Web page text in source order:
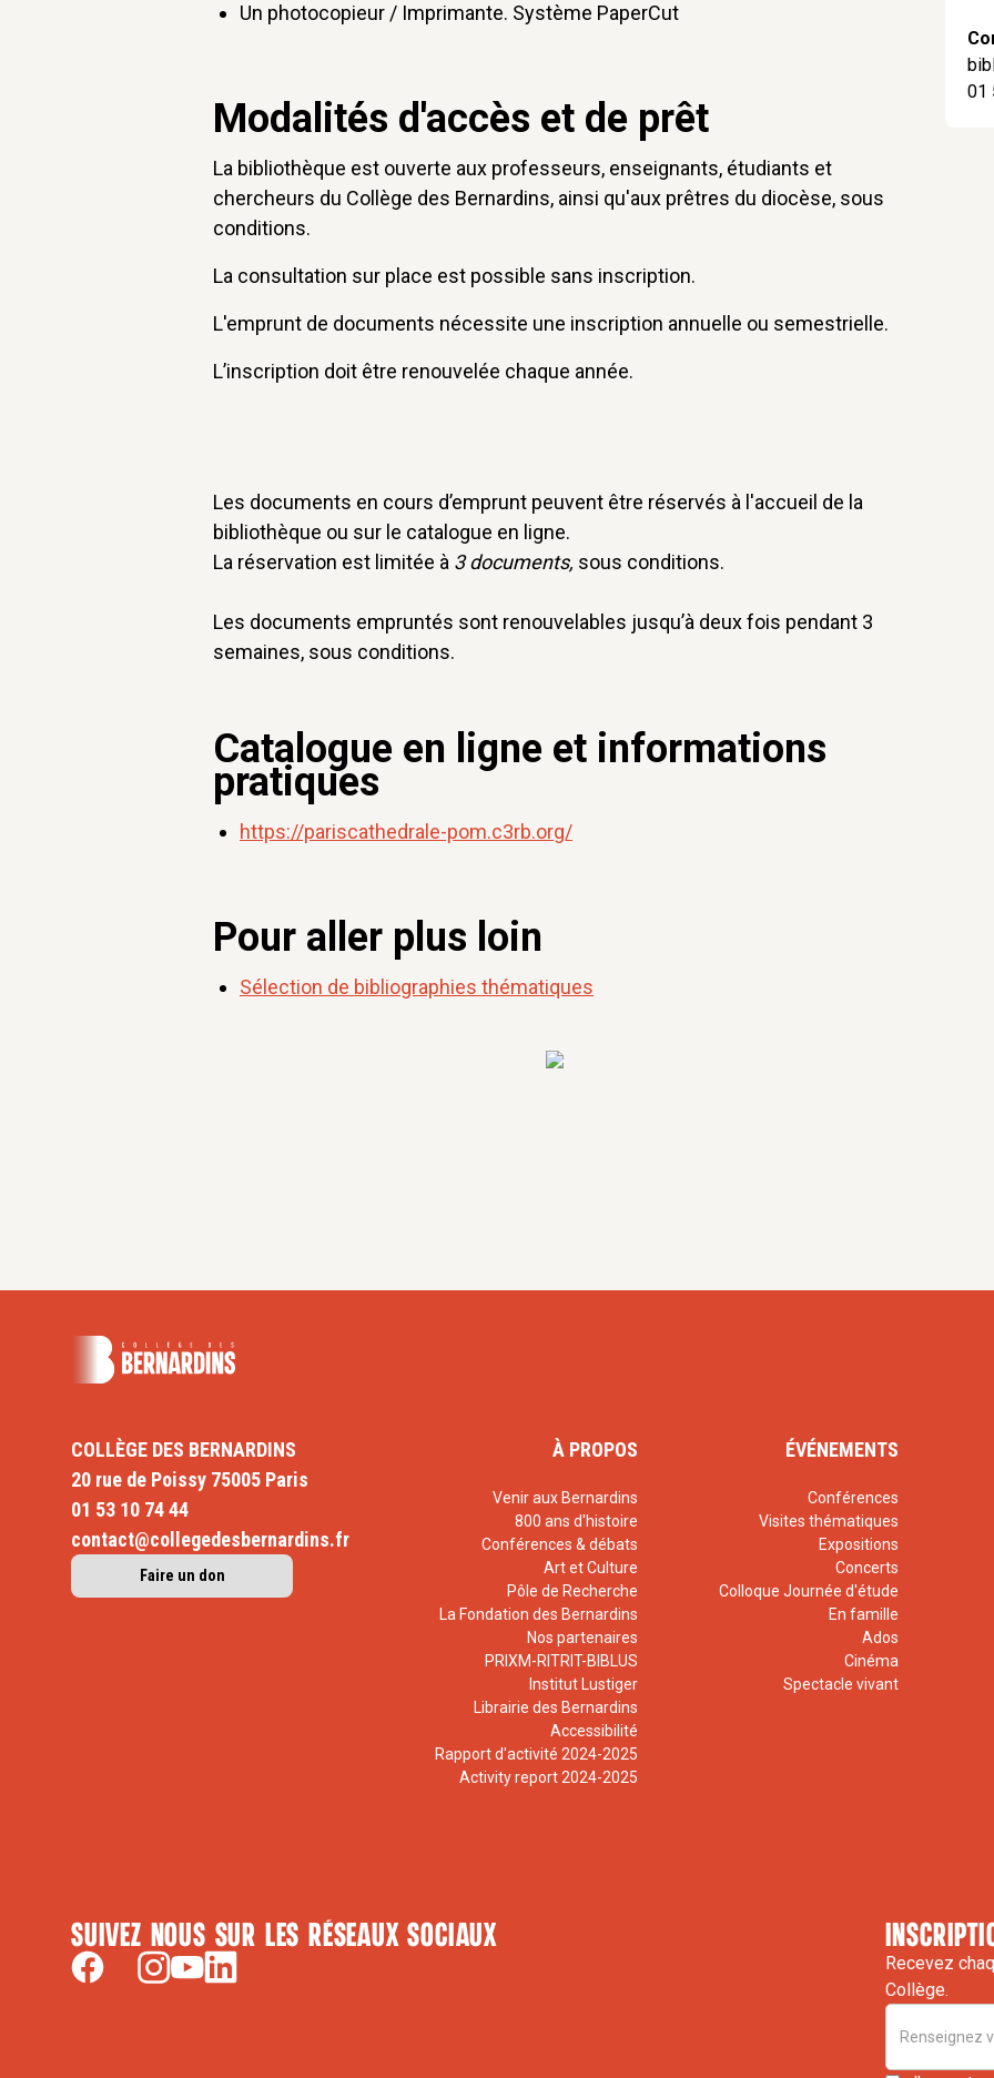
Un photocopieur / Imprimante. Système PaperCut
Modalités d'accès et de prêt
La bibliothèque est ouverte aux professeurs, enseignants, étudiants et
chercheurs du Collège des Bernardins, ainsi qu'aux prêtres du diocèse, sous
conditions.
La consultation sur place est possible sans inscription.
L'emprunt de documents nécessite une inscription annuelle ou semestrielle.
L’inscription doit être renouvelée chaque année.
Les documents en cours d’emprunt peuvent être réservés à l'accueil de la
bibliothèque ou sur le catalogue en ligne.
La réservation est limitée à 3 documents, sous conditions.
Les documents empruntés sont renouvelables jusqu’à deux fois pendant 3
semaines, sous conditions.
Catalogue en ligne et informations
pratiques
https://pariscathedrale-pom.c3rb.org/
Pour aller plus loin
Sélection de bibliographies thématiques
01
COLLÈGE DES BERNARDINS
20 rue de Poissy 75005 Paris
01 53 10 74 44
contact@collegedesbernardins.fr
Faire un don
À PROPOS
Venir aux Bernardins
800 ans d'histoire
Conférences & débats
Art et Culture
Pôle de Recherche
La Fondation des Bernardins
Nos partenaires
PRIXM-RITRIT-BIBLUS
Institut Lustiger
Librairie des Bernardins
Accessibilité
Rapport d'activité 2024-2025
Activity report 2024-2025
ÉVÉNEMENTS
Conférences
Visites thématiques
Expositions
Concerts
Colloque Journée d'étude
En famille
Ados
Cinéma
Spectacle vivant
Suivez nous sur les réseaux sociaux
Recevez
Collège.